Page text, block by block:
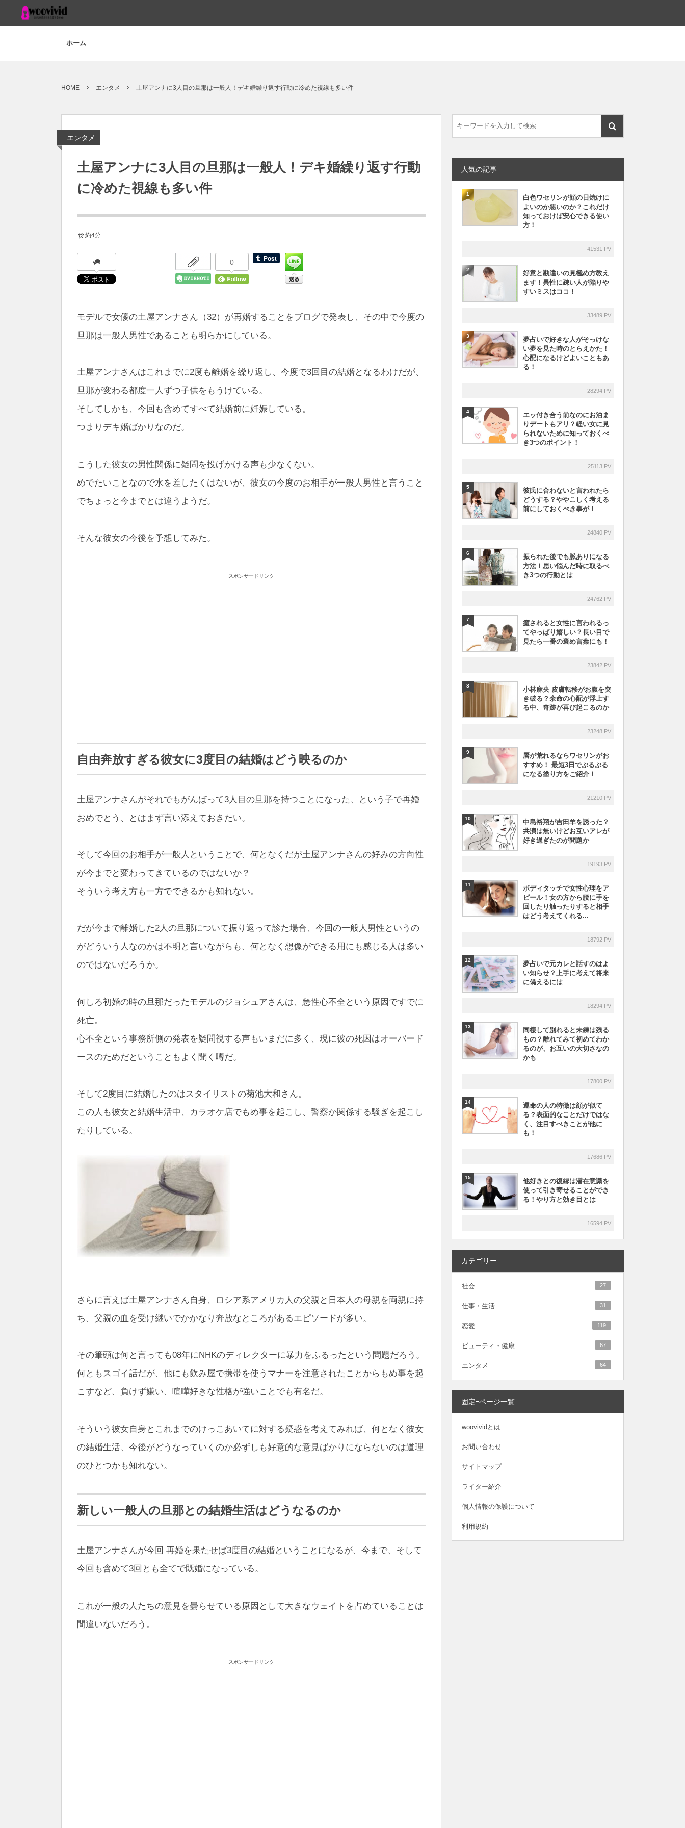
ホーム
HOME エンタメ 土屋アンナに3人目の旦那は一般人！デキ婚繰り返す行動に冷めた視線も多い件
エンタメ
土屋アンナに3人目の旦那は一般人！デキ婚繰り返す行動
に冷めた視線も多い件
約4分
0
モデルで女優の土屋アンナさん（32）が再婚することをブログで発表し、その中で今度の
旦那は一般人男性であることも明らかにしている。
土屋アンナさんはこれまでに2度も離婚を繰り返し、今度で3回目の結婚となるわけだが、
旦那が変わる都度一人ずつ子供をもうけている。
そしてしかも、今回も含めてすべて結婚前に妊娠している。
つまりデキ婚ばかりなのだ。
こうした彼女の男性関係に疑問を投げかける声も少なくない。
めでたいことなので水を差したくはないが、彼女の今度のお相手が一般人男性と言うこと
でちょっと今までとは違うようだ。
そんな彼女の今後を予想してみた。
スポンサードリンク
自由奔放すぎる彼女に3度目の結婚はどう映るのか
土屋アンナさんがそれでもがんばって3人目の旦那を持つことになった、という子で再婚
おめでとう、とはまず言い添えておきたい。
そして今回のお相手が一般人ということで、何となくだが土屋アンナさんの好みの方向性
が今までと変わってきているのではないか？
そういう考え方も一方でできるかも知れない。
だが今まで離婚した2人の旦那について振り返って診た場合、今回の一般人男性というの
がどういう人なのかは不明と言いながらも、何となく想像ができる用にも感じる人は多い
のではないだろうか。
何しろ初婚の時の旦那だったモデルのジョシュアさんは、急性心不全という原因ですでに
死亡。
心不全という事務所側の発表を疑問視する声もいまだに多く、現に彼の死因はオーバード
ースのためだということもよく聞く噂だ。
そして2度目に結婚したのはスタイリストの菊池大和さん。
この人も彼女と結婚生活中、カラオケ店でもめ事を起こし、警察か関係する騒ぎを起こし
たりしている。
さらに言えば土屋アンナさん自身、ロシア系アメリカ人の父親と日本人の母親を両親に持
ち、父親の血を受け継いでかかなり奔放なところがあるエピソードが多い。
その筆頭は何と言っても08年にNHKのディレクターに暴力をふるったという問題だろう。
何ともスゴイ話だが、他にも飲み屋で携帯を使うマナーを注意されたことからもめ事を起
こすなど、負けず嫌い、喧嘩好きな性格が強いことでも有名だ。
そういう彼女自身とこれまでのけっこあいてに対する疑惑を考えてみれば、何となく彼女
の結婚生活、今後がどうなっていくのか必ずしも好意的な意見ばかりにならないのは道理
のひとつかも知れない。
新しい一般人の旦那との結婚生活はどうなるのか
土屋アンナさんが今回 再婚を果たせば3度目の結婚ということになるが、今まで、そして
今回も含めて3回とも全てで既婚になっている。
これが一般の人たちの意見を曇らせている原因として大きなウェイトを占めていることは
間違いないだろう。
スポンサードリンク
人気の記事
1
白色ワセリンが顔の日焼けに
よいのか悪いのか？これだけ
知っておけば安心できる使い
方！
41531 PV
2
好意と勘違いの見極め方教え
ます！異性に疎い人が陥りや
すいミスはココ！
33489 PV
3
夢占いで好きな人がそっけな
い夢を見た時のとらえかた！
心配になるけどよいこともあ
る！
28294 PV
4
エッ付き合う前なのにお泊ま
りデートもアリ？軽い女に見
られないために知っておくべ
き3つのポイント！
25113 PV
5
彼氏に合わないと言われたら
どうする？ややこしく考える
前にしておくべき事が！
24840 PV
6
振られた後でも脈ありになる
方法！思い悩んだ時に取るべ
き3つの行動とは
24762 PV
7
癒されると女性に言われるっ
てやっぱり嬉しい？長い目で
見たら一番の褒め言葉にも！
23842 PV
8
小林麻央 皮膚転移がお腹を突
き破る？余命の心配が浮上す
る中、奇跡が再び起こるのか
23248 PV
9
唇が荒れるならワセリンがお
すすめ！ 最短3日でぷるぷる
になる塗り方をご紹介！
21210 PV
10
中島裕翔が吉田羊を誘った？
共演は無いけどお互いアレが
好き過ぎたのが問題か
19193 PV
11
ボディタッチで女性心理をア
ピール！女の方から腰に手を
回したり触ったりすると相手
はどう考えてくれる...
18792 PV
12
夢占いで元カレと話すのはよ
い知らせ？上手に考えて将来
に備えるには
18294 PV
13
同棲して別れると未練は残る
もの？離れてみて初めてわか
るのが、お互いの大切さなの
かも
17800 PV
14
運命の人の特徴は顔が似て
る？表面的なことだけではな
く、注目すべきことが他に
も！
17686 PV
15
他好きとの復縁は潜在意識を
使って引き寄せることができ
る！やり方と効き目とは
16594 PV
カテゴリー
社会 27
仕事・生活 31
恋愛 119
ビューティ・健康 67
エンタメ 64
固定ｰページ一覧
woovividとは
お問い合わせ
サイトマップ
ライター紹介
個人情報の保護について
利用規約